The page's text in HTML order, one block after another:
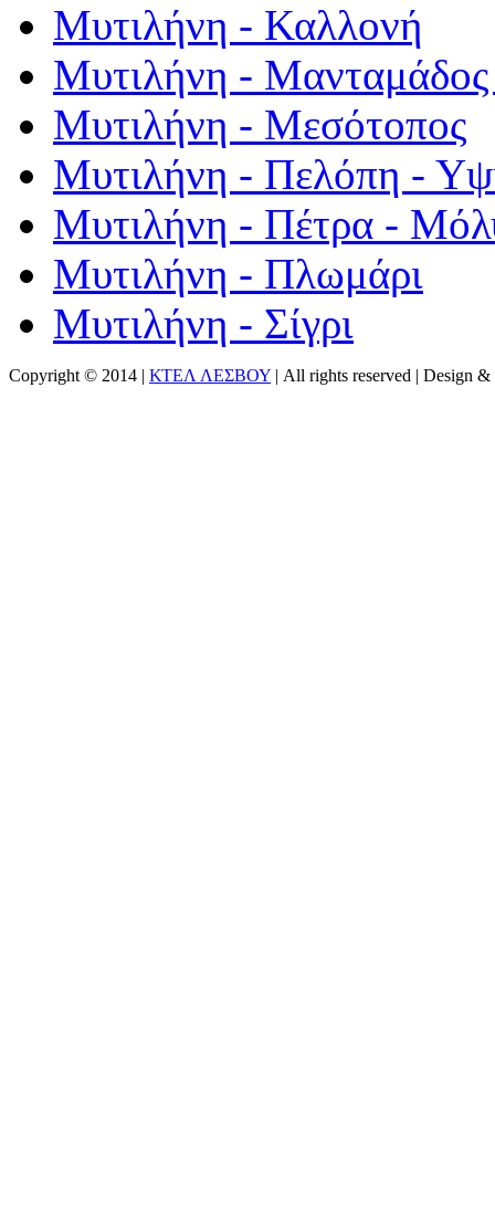
Μυτιλήνη - Καλλονή
Μυτιλήνη - Μανταμάδος
Μυτιλήνη - Μεσότοπος
Μυτιλήνη - Πελόπη -
Μυτιλήνη - Πέτρα -
Μυτιλήνη - Πλωμάρι
Μυτιλήνη - Σίγρι
Copyright © 2014 | ΚΤΕΛ ΛΕΣΒΟΥ | All rights reserved | Design &